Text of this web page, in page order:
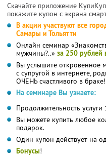
Скачайте приложение
покажите купон с экрана
В акции участвуют все
Самары и Тольятти
Онлайн семинар
мужчины?..» за 250 рублей
Вы услышите откровенное
с супругой в интернете,
ОЧЕНЬ счастливого в браке!
На семинаре Вы узнаете:
Продолжительность услуги
Вы можете купить любое
подарок.
Один купон действует на
Бонусы!